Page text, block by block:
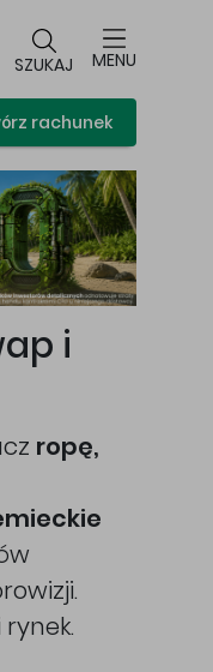
SZUKAJ MENU
rachunek
i
ropę,